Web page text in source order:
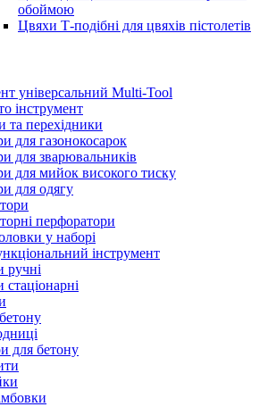
обоймою
Цвяхи Т-подібні для цвяхів пістолетів
універсальний Multi-Tool
інструмент
та перехідники
для газонокосарок
для зварювальників
для мийок високого тиску
для одягу
перфоратори
у наборі
інструмент
ручні
стаціонарні
для бетону